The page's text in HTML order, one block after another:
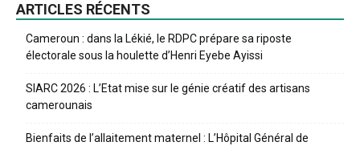
ARTICLES RÉCENTS
Cameroun : dans la Lékié, le RDPC prépare sa riposte
électorale sous la houlette d’Henri Eyebe Ayissi
SIARC 2026 : L’Etat mise sur le génie créatif des artisans
camerounais
Bienfaits de l’allaitement maternel : L’Hôpital Général de